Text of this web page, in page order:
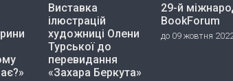
Виставка
ілюстрацій
художниці Олени
Турської до
перевидання
«Захара Беркута»
29-й
BookForum
до 09 жовтня